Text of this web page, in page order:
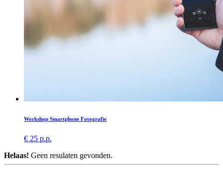
Workshop Smartphone Fotografie
€ 25 p.p.
Helaas! Geen resulaten gevonden.